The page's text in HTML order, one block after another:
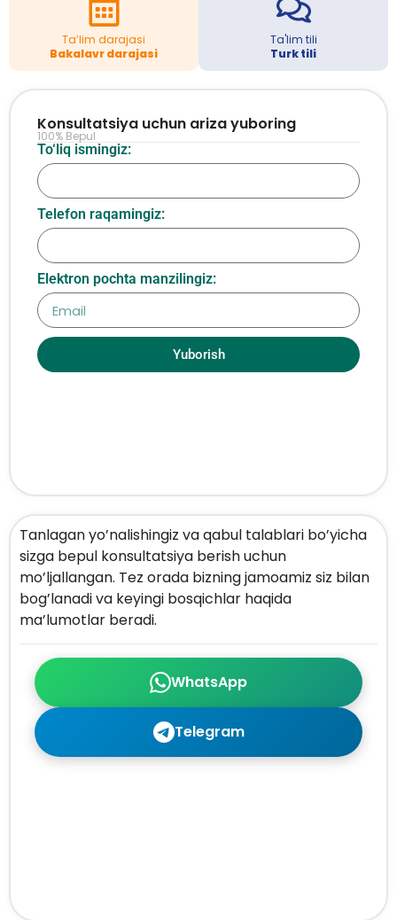
Ta’lim darajasi
Bakalavr darajasi
Ta'lim tili
Turk tili
WhatsApp
Telegram
Tanlagan yo’nalishingiz va qabul talablari bo’yicha
sizga bepul konsultatsiya berish uchun
mo’ljallangan. Tez orada bizning jamoamiz siz bilan
bog’lanadi va keyingi bosqichlar haqida
ma’lumotlar beradi.
To‘liq ismingiz:
Telefon raqamingiz:
Elektron pochta manzilingiz:
Yuborish
Konsultatsiya uchun ariza yuboring
100% Bepul